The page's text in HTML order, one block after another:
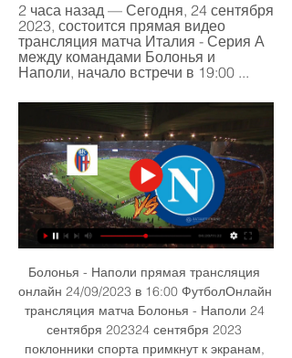
2 часа назад — Сегодня, 24 сентября
2023, состоится прямая видео
трансляция матча Италия - Серия А
между командами Болонья и
Наполи, начало встречи в 19:00 ...
Болонья - Наполи прямая трансляция
онлайн 24/09/2023 в 16:00 ФутболОнлайн
трансляция матча Болонья - Наполи 24
сентября 202324 сентября 2023
поклонники спорта примкнут к экранам,